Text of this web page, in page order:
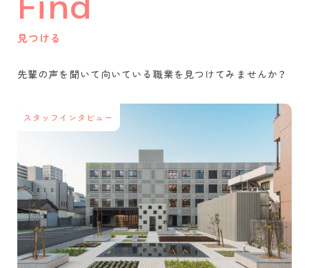
見つける
先輩の声を聞いて 向いている職業を 見つけてみませんか？
スタッフインタビュー